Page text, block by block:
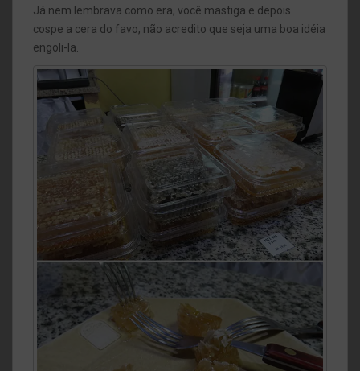
Já nem lembrava como era, você mastiga e depois
cospe a cera do favo, não acredito que seja uma boa idéia
engoli-la.